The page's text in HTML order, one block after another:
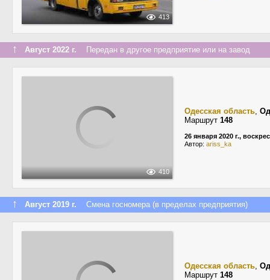
413
↑ Август 2022 г. Передан в другое предприятие или на завод
410
Одесская область,
Маршрут 148
26 января 2020 г.,
Автор: ariss_ka
↑ Август 2019 г. Смена госномера (в пределах предприятия)
Одесская область,
Маршрут 148